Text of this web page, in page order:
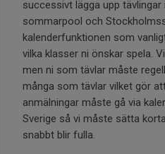
successivt lägga upp
sommarpool och
kalenderfunktionen som
vilka klasser ni önskar spela.
men ni som tävlar måste
många som tävlar vilket gör
anmälningar måste gå via
Sverige så vi måste sätta
snabbt blir fulla.